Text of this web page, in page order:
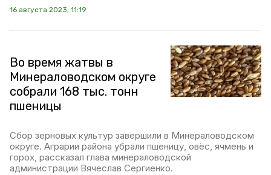
16 августа 2023, 11:19
Во время жатвы в
Минераловодском округе
собрали 168 тыс. тонн
пшеницы
Сбор зерновых культур завершили в Минераловодском
округе. Аграрии района убрали пшеницу, овёс, ячмень и
горох, рассказал глава минераловодской
администрации Вячеслав Сергиенко.